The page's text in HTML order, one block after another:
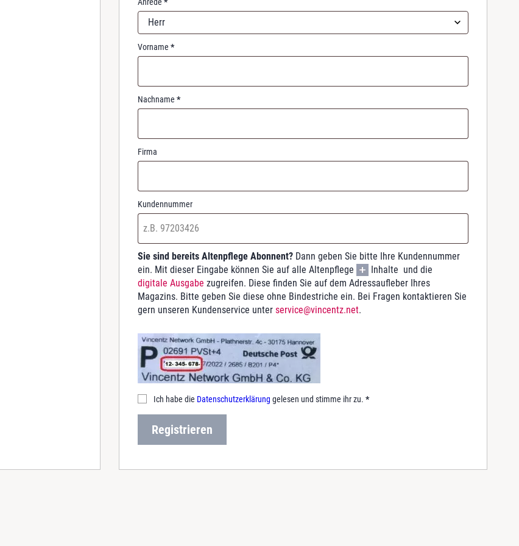
r
Herr
Vorname *
Nachname *
Firma
Kundennummer
Sie sind bereits Altenpflege Abonnent? Dann geben Sie bitte Ihre Kundennummer
ein. Mit dieser Eingabe können Sie auf alle Altenpflege
Inhalte und die
digitale Ausgabe zugreifen. Diese finden Sie auf dem Adressaufleber Ihres
Magazins. Bitte geben Sie diese ohne Bindestriche ein. Bei Fragen kontaktieren Sie
gern unseren Kundenservice unter service@vincentz.net.
Ich habe die Datenschutzerklärung gelesen und stimme ihr zu. *
Registrieren